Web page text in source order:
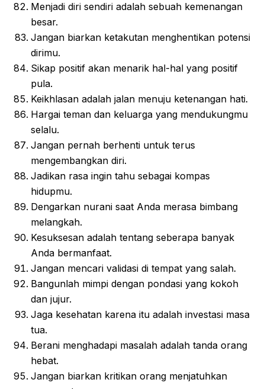
Menjadi diri sendiri adalah sebuah kemenangan
besar.
Jangan biarkan ketakutan menghentikan potensi
dirimu.
Sikap positif akan menarik hal-hal yang positif
pula.
Keikhlasan adalah jalan menuju ketenangan hati.
Hargai teman dan keluarga yang mendukungmu
selalu.
Jangan pernah berhenti untuk terus
mengembangkan diri.
Jadikan rasa ingin tahu sebagai kompas
hidupmu.
Dengarkan nurani saat Anda merasa bimbang
melangkah.
Kesuksesan adalah tentang seberapa banyak
Anda bermanfaat.
Jangan mencari validasi di tempat yang salah.
Bangunlah mimpi dengan pondasi yang kokoh
dan jujur.
Jaga kesehatan karena itu adalah investasi masa
tua.
Berani menghadapi masalah adalah tanda orang
hebat.
Jangan biarkan kritikan orang menjatuhkan